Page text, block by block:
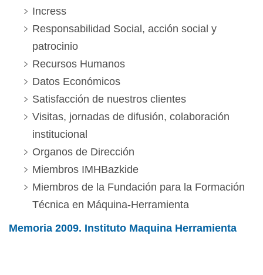
Incress
Responsabilidad Social, acción social y
patrocinio
Recursos Humanos
Datos Económicos
Satisfacción de nuestros clientes
Visitas, jornadas de difusión, colaboración
institucional
Organos de Dirección
Miembros IMHBazkide
Miembros de la Fundación para la Formación
Técnica en Máquina-Herramienta
Memoria 2009. Instituto Maquina Herramienta